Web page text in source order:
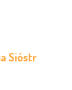
Sióstr